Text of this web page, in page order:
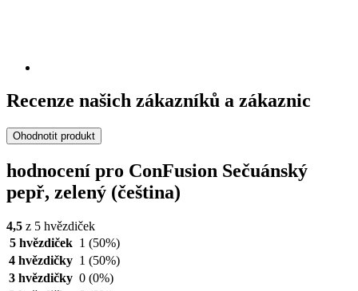
Recenze našich zákazníků a zákaznic
Ohodnotit produkt
hodnocení pro ConFusion Sečuánský
pepř, zelený (čeština)
4,5 z 5 hvězdiček
5 hvězdiček 1 (50%)
4 hvězdičky 1 (50%)
3 hvězdičky 0 (0%)